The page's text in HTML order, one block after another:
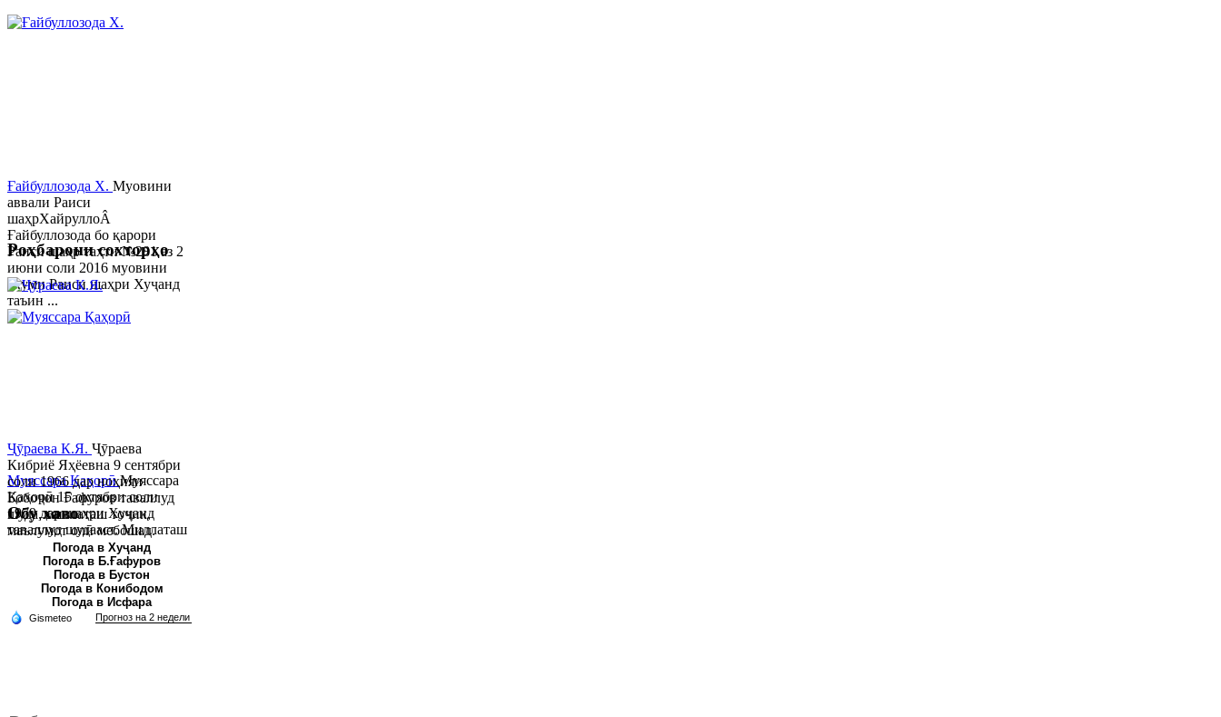
Ғайбуллозода Х. Муовини
аввали Раиси
шаҳрХайруллоÂ
Ғайбуллозода бо қарори
Раиси шаҳр таҳти №281 аз 2
июни соли 2016 муовини
якуми Раиси шаҳри Хуҷанд
таъин ...
Муяссара ҚаҳорӣМуяссара
Қаҳорӣ 15 октябри соли
1979 дар шаҳри Хуҷанд
таваллуд шудааст. Миллаташ
тоҷик. Маълумот олӣ. Соли
2002 Донишгоҳи давлатии
Хуҷанд ба...
Роҳбарони сохторҳо
Ҷӯраева К.Я. Ҷӯраева
Кибриё Яҳёевна 9 сентябри
соли 1966 дар ноҳияи
Бобоҷон Ғафуров таваллуд
шуда, миллаташ тоҷик,
маълумот олӣ мебошад.
Соли 1997 Донишг...
Обу хаво
Погода в Хуҷанд
Погода в Б.Ғафуров
Погода в Бустон
Погода в Конибодом
Погода в Исфара